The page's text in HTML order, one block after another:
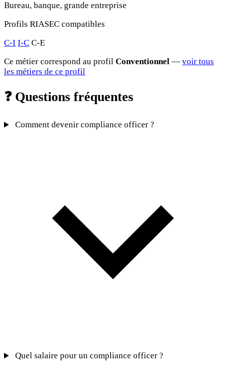
Bureau, banque, grande entreprise
Profils RIASEC compatibles
C-I I-C C-E
Ce métier correspond au profil Conventionnel — voir tous
les métiers de ce profil
❓Questions fréquentes
Comment devenir compliance officer ?
Quel salaire pour un compliance officer ?